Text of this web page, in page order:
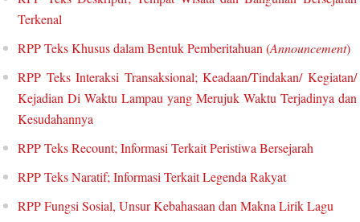
Terkenal
RPP Teks Khusus dalam Bentuk Pemberitahuan (Announcement)
RPP Teks Interaksi Transaksional; Keadaan/Tindakan/ Kegiatan/
Kejadian Di Waktu Lampau yang Merujuk Waktu Terjadinya dan
Kesudahannya
RPP Teks Recount; Informasi Terkait Peristiwa Bersejarah
RPP Teks Naratif; Informasi Terkait Legenda Rakyat
RPP Fungsi Sosial, Unsur Kebahasaan dan Makna Lirik Lagu